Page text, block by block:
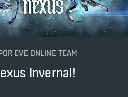
EVE ONLINE TEAM
Invernal!